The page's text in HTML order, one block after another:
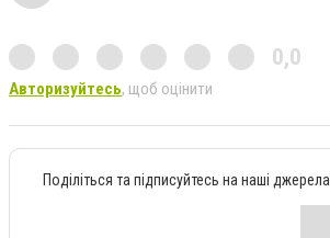
0,0
Авторизуйтесь, щоб оцінити
Поділіться та підписуйтесь на наші джерела